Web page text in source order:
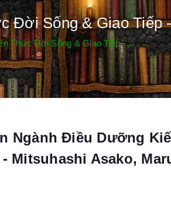
Đời Sống & Giao Tiếp
Thức Đời Sống & Giao Tiếp -...
Ngành Điều Dưỡng
Mitsuhashi Asako,